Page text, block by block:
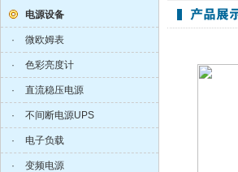
电源设备
· 微欧姆表
· 色彩亮度计
· 直流稳压电源
· 不间断电源UPS
· 电子负载
· 变频电源